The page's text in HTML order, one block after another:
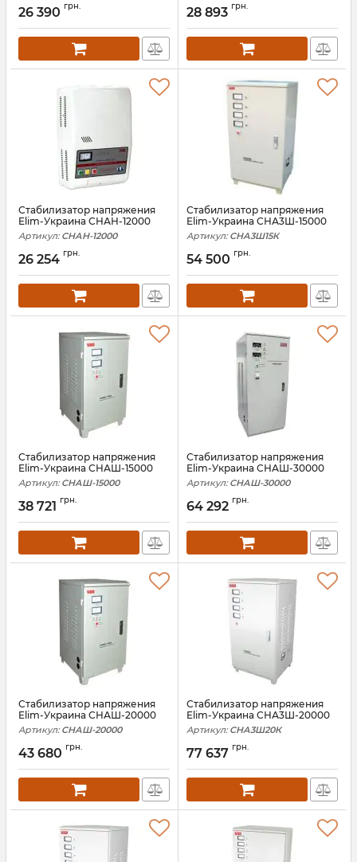
26 390 грн. 28 893 грн.
Стабилизатор напряжения
Elim-Украина СНАН-12000
Артикул: СНАН-12000
26 254 грн.
Стабилизатор напряжения
Elim-Украина СНА3Ш-15000
Артикул: СНА3Ш15К
54 500 грн.
Стабилизатор напряжения
Elim-Украина СНАШ-15000
Артикул: СНАШ-15000
38 721 грн.
Стабилизатор напряжения
Elim-Украина СНАШ-30000
Артикул: СНАШ-30000
64 292 грн.
Стабилизатор напряжения
Elim-Украина СНАШ-20000
Артикул: СНАШ-20000
43 680 грн.
Стабилизатор напряжения
Elim-Украина СНА3Ш-20000
Артикул: СНА3Ш20К
77 637 грн.